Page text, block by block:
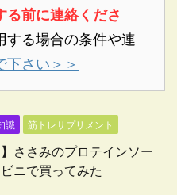
る前に連絡くださ
する場合の条件や連
下さい＞＞
識 筋トレサプリメント
】ささみのプロテインソー
ニで買ってみた